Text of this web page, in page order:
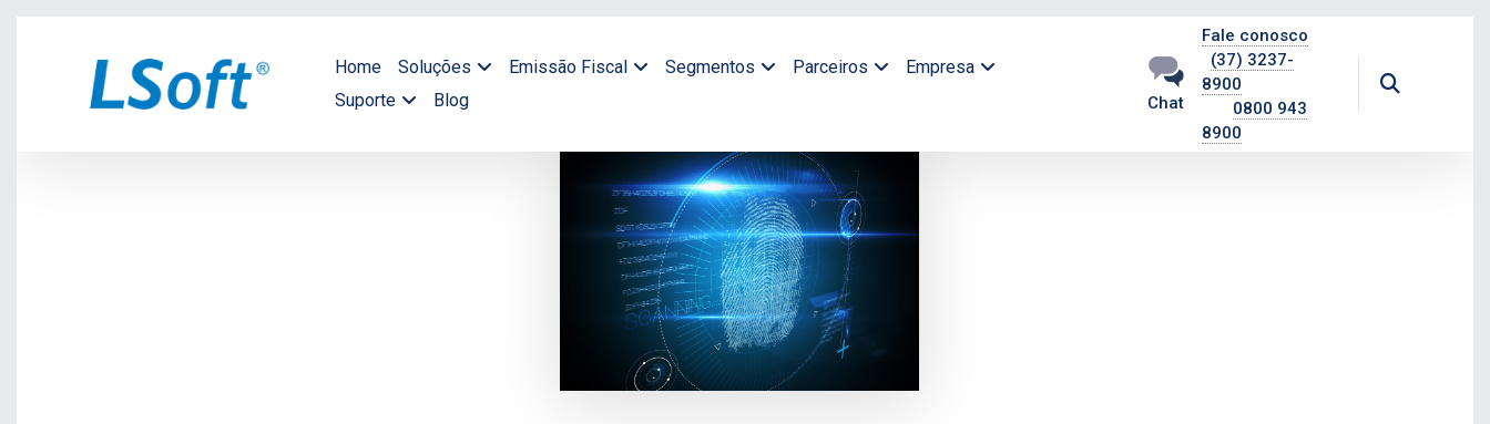
Home Soluções Emissão Fiscal Segmentos Parceiros
Empresa
Suporte
Blog Chat
Fale conosco
(37) 3237-
8900
0800 943
8900